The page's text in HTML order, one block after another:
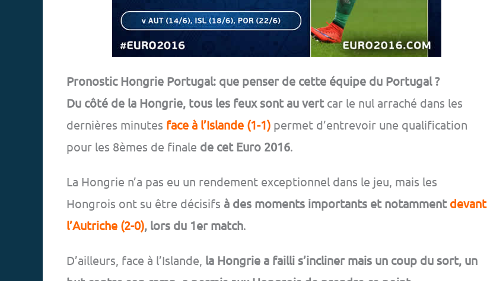
Pronostic Hongrie Portugal: que penser de cette équipe du Portugal ?
Du côté de la Hongrie, tous les feux sont au vertcar le nul arraché dans les
dernières minutes face à l’Islande (1-1) permet d’entrevoir une qualification
pour les 8èmes de finale de cet Euro 2016.
La Hongrie n’a pas eu un rendement exceptionnel dans le jeu, mais les
Hongrois ont su être décisifs à des moments importants et notamment devant
l’Autriche (2-0), lors du 1er match.
D’ailleurs, face à l’Islande, la Hongrie a failli s’incliner mais un coup du sort, un